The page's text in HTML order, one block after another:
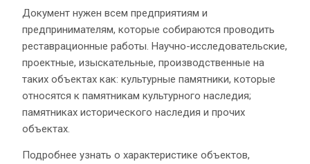
Документ нужен всем предприятиям и
предпринимателям, которые собираются проводить
реставрационные работы. Научно-исследовательские,
проектные, изыскательные, производственные на
таких объектах как: культурные памятники, которые
относятся к памятникам культурного наследия;
памятниках исторического наследия и прочих
объектах.
Подробнее узнать о характеристике объектов,